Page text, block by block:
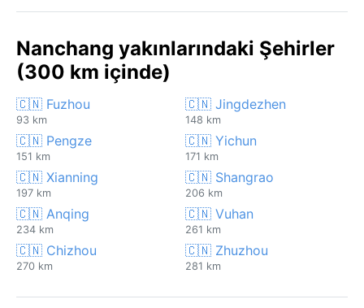
Nanchang yakınlarındaki Şehirler
(300 km içinde)
🇨🇳 Fuzhou
93 km
🇨🇳 Jingdezhen
148 km
🇨🇳 Pengze
151 km
🇨🇳 Yichun
171 km
🇨🇳 Xianning
197 km
🇨🇳 Shangrao
206 km
🇨🇳 Anqing
234 km
🇨🇳 Vuhan
261 km
🇨🇳 Chizhou
270 km
🇨🇳 Zhuzhou
281 km